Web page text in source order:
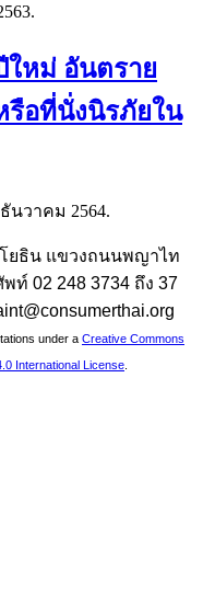
.
ใหม่ อันตราย
รือที่นั่งนิรภัยใน
ธันวาคม 2564.
ยธิน แขวงถนนพญาไท
ท์ 02 248 3734 ถึง 37
under a Creative Commons
International License